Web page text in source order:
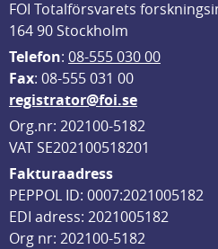
FOI Totalförsvarets
164 90 Stockholm
Telefon: 08-555 030 00
Fax: 08-555 031 00
registrator@foi.se
Org.nr: 202100-5182
VAT SE202100518201
Fakturaadress
PEPPOL ID: 0007:2021005182
EDI adress: 2021005182
Org nr: 202100-5182